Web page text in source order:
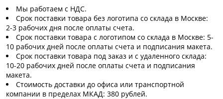
Мы работаем с НДС.
Срок поставки товара без логотипа со склада в Москве:
2-3 рабочих дня после оплаты счета.
Срок поставки товара с логотипом со склада в Москве: 5-
10 рабочих дней после оплаты счета и подписания макета.
Срок поставки товара под заказ и с удаленного склада:
10-20 рабочих дней после оплаты счета и подписания
макета.
Стоимость доставки до офиса или транспортной
компании в пределах МКАД: 380 рублей.